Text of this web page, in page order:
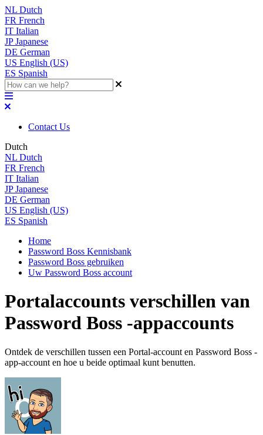
NL Dutch
FR French
IT Italian
JP Japanese
DE German
US English (US)
ES Spanish
Contact Us
Dutch
NL Dutch
FR French
IT Italian
JP Japanese
DE German
US English (US)
ES Spanish
Home
Password Boss Kennisbank
Password Boss gebruiken
Uw Password Boss account
Portalaccounts verschillen van
Password Boss -appaccounts
Ontdek de verschillen tussen een Portal-account en Password Boss -
app-account en hoe u beide optimaal kunt benutten.